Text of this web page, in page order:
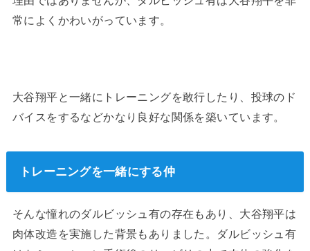
常によくかわいがっています。
大谷翔平と一緒にトレーニングを敢行したり、投球のド
バイスをするなどかなり良好な関係を築いています。
トレーニングを一緒にする仲
そんな憧れのダルビッシュ有の存在もあり、大谷翔平は
肉体改造を実施した背景もありました。ダルビッシュ有